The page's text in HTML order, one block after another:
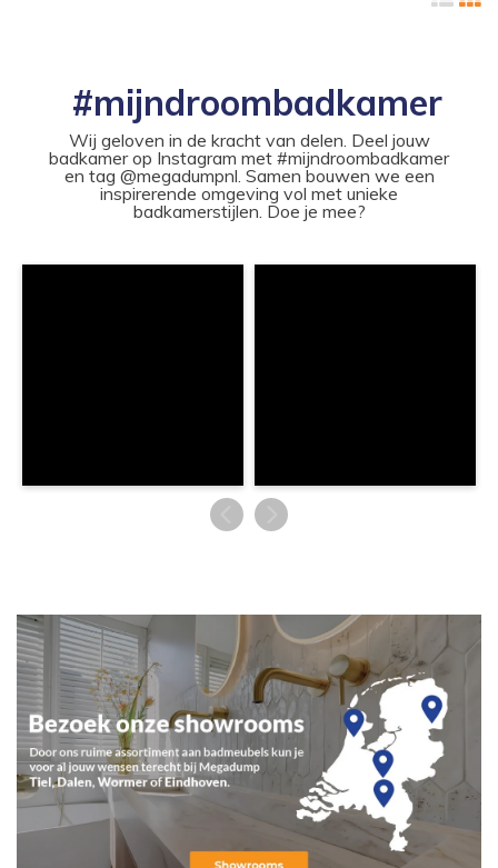
#mijndroombadkamer
Wij geloven in de kracht van delen. Deel jouw
badkamer op Instagram met #mijndroombadkamer
en tag @megadumpnl. Samen bouwen we een
inspirerende omgeving vol met unieke
badkamerstijlen. Doe je mee?